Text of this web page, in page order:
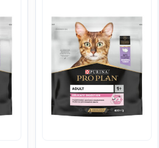
ЯГНЕНОК)
400г